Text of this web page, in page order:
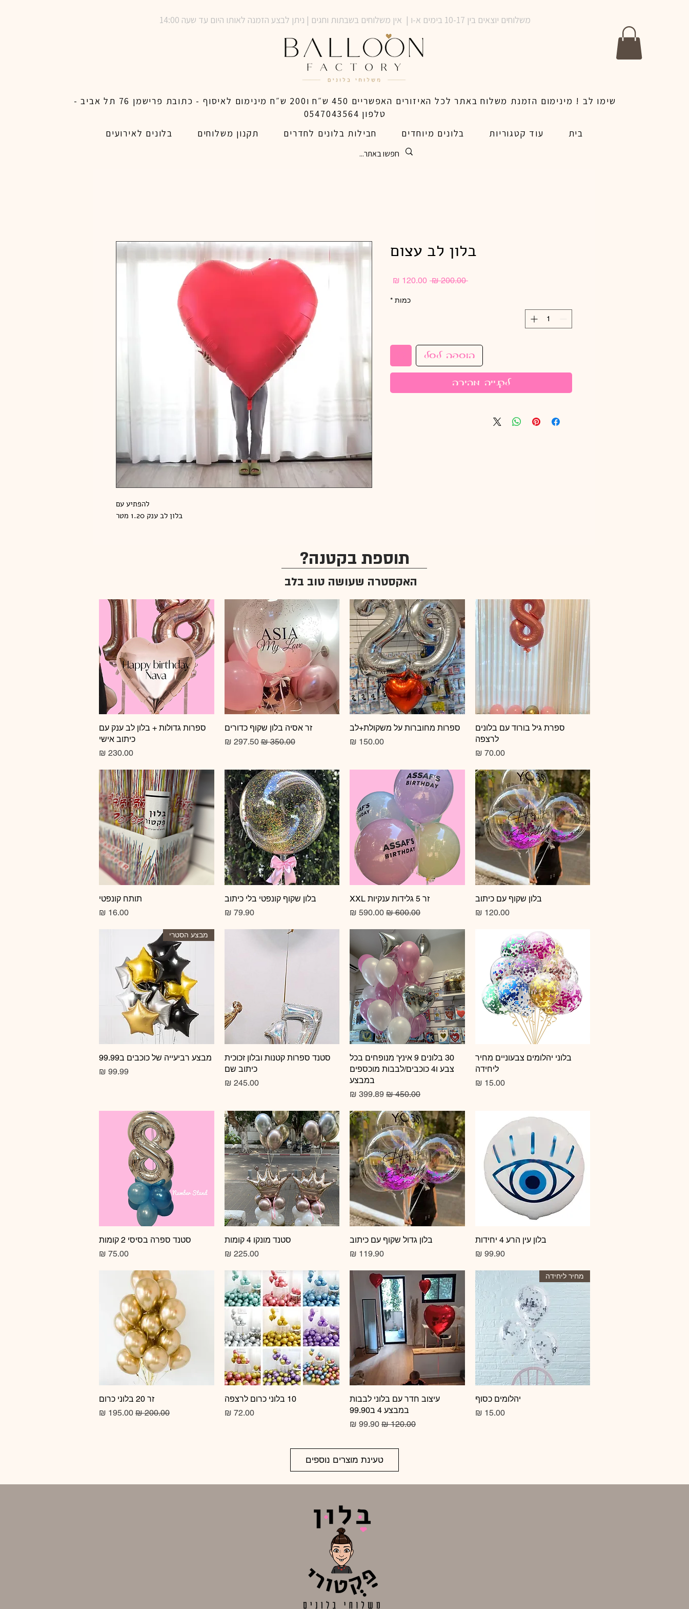
משלוחים יוצאים בין 10-17 בימים א-ו | אין משלוחים בשבתות וחגים | ניתן לבצע הזמנה לאותו היום עד שעה 14:00
שימו לב ! מינימום הזמנת משלוח באתר לכל האיזורים האפשריים 450 ש״ח ו200 ש״ח מינימום לאיסוף - כתובת פרישמן 76 תל אביב -
טלפון 0547043564
בית
עוד קטגוריות בלונים מיוחדים חבילות בלונים לחדרים תקנון משלוחים בלונים לאירועים
להפתיע עם
בלון לב ענק 1.20 מטר
בלון לב עצום
‏200.00 ‏₪
מחיר
כמות *
הוספה לסל
לקנייה מהירה
תוספת בקטנה?
האקסטרה שעושה טוב בלב
תצוגה מהירה
ספרת גיל בורוד עם בלונים
לרצפה
מחיר‏70.00 ‏₪
תצוגה מהירה
ספרות מחוברות על משקולת+לב
מחיר
תצוגה מהירה
זר אסיה בלון שקוף כדורים
מחיר רגיל‏350.00 ‏₪ מחיר מבצע‏297.50 ‏₪
תצוגה מהירה
ספרות גדולות + בלון לב ענק עם
כיתוב אישי
מחיר
תצוגה מהירה
בלון שקוף עם כיתוב
מחיר‏120.00 ‏₪
תצוגה מהירה
זר 5 גלידות ענקיות XXL
מחיר רגיל מחיר מבצע
תצוגה מהירה
בלון שקוף קונפטי בלי כיתוב
מחיר‏79.90 ‏₪
תצוגה מהירהתותח קונפטי
מחיר
תצוגה מהירה
בלוני יהלומים צבעוניים מחיר
ליחידה
מחיר‏15.00 ‏₪
תצוגה מהירה
30 בלונים 9 אינץ' מנופחים בכל
צבע ו4 כוכבים/לבבות מוכספים
במבצע
מחיר רגיל מחיר מבצע
תצוגה מהירה
סטנד ספרות קטנות ובלון זכוכית
כיתוב שם
מחיר‏245.00 ‏₪
תצוגה מהירה
מבצע הסטרי
מבצע רביעייה של כוכבים ב99.99
מחיר
תצוגה מהירה
בלון עין הרע 4 יחידות
מחיר‏99.90 ‏₪
תצוגה מהירה
בלון גדול שקוף עם כיתוב
מחיר
תצוגה מהירה
סטנד מונקו 4 קומות
מחיר‏225.00 ‏₪
תצוגה מהירה
סטנד ספרה בסיסי 2 קומות
מחיר
תצוגה מהירה
מחיר ליחידה
יהלומים כסוף
מחיר‏15.00 ‏₪
תצוגה מהירה
עיצוב חדר עם בלוני לבבות
במבצע 4 ב99.90
מחיר רגיל מחיר מבצע
תצוגה מהירה
10 בלוני כרום לרצפה
מחיר‏72.00 ‏₪
תצוגה מהירה
זר 20 בלוני כרום
מחיר רגיל מחיר מבצע
טעינת מוצרים נוספים